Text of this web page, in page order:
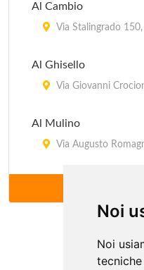
Noi
Noi
Al Cambio
Via Stalingrado
Al Ghisello
Via Giovanni
Al Mulino
Via Augusto
via Andrea Costa
Via Massimo